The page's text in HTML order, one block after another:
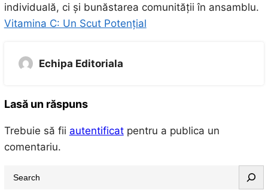
individuală, ci și bunăstarea comunității în ansamblu.
Vitamina C: Un Scut Potențial
Echipa Editoriala
Lasă un răspuns
Trebuie să fii autentificatpentru a publica un
comentariu.